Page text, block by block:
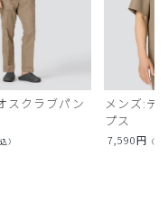
スクラブパン
）
メンズ:デ
プス
7,590円 （税